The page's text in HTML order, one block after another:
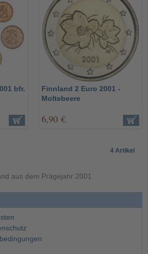
bfr.
Finnland 2 Euro 2001 -
Moltebeere
6,90 €
4 Artikel
aus dem Prägejahr 2001